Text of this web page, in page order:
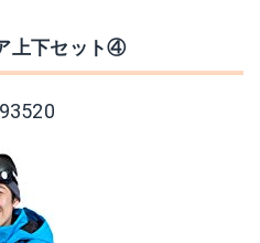
上下セット④